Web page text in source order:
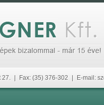
27. Fax: (35) 376-302 E-mail: